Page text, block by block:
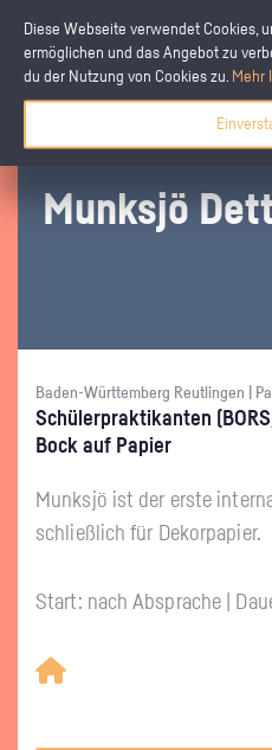
Diese Webseite verwendet Cookies,
ermöglichen und das Angebot zu
du der Nutzung von Cookies zu. Mehr
Munksjö
Baden-Württemberg Reutlingen |
Schü­ler­prak­ti­kan­ten
Bock auf Pa­pier
Munksjö ist der erste
schließ­lich für De­kor­pa­pier.
Start: nach Absprache |